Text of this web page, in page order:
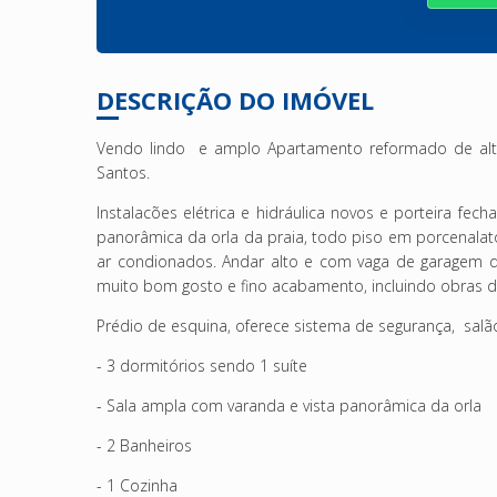
DESCRIÇÃO DO IMÓVEL
Vendo lindo e amplo Apartamento reformado de
Santos.
Instalacões elétrica e hidráulica novos e porteira
panorâmica da orla da praia, todo piso em
ar condionados. Andar alto e com vaga de
muito bom gosto e fino acabamento, incluindo obras
Prédio de esquina, oferece sistema de segurança,
- 3 dormitórios sendo 1 suíte
- Sala ampla com varanda e vista panorâmica da orla
- 2 Banheiros
- 1 Cozinha